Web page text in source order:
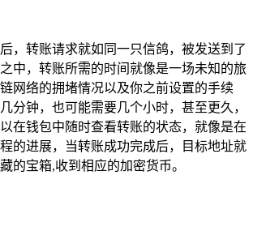
，转账请求就如同一只信鸽，被发送到了
中，转账所需的时间就像是一场未知的旅
网络的拥堵情况以及你之前设置的手续
分钟，也可能需要几个小时，甚至更久，
在钱包中随时查看转账的状态，就像是在
的进展，当转账成功完成后，目标地址就
的宝箱,收到相应的加密货币。